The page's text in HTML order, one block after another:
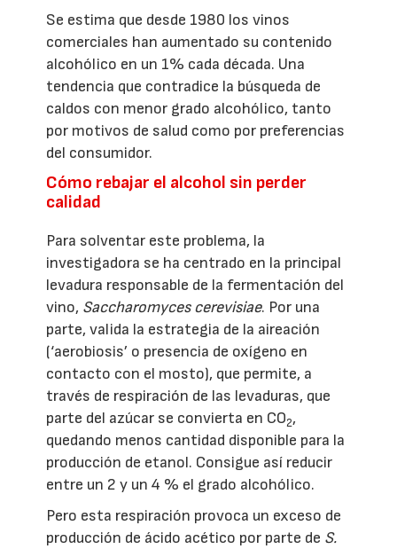
Se estima que desde 1980 los vinos
comerciales han aumentado su contenido
alcohólico en un 1% cada década. Una
tendencia que contradice la búsqueda de
caldos con menor grado alcohólico, tanto
por motivos de salud como por preferencias
del consumidor.
Cómo rebajar el alcohol sin perder
calidad
Para solventar este problema, la
investigadora se ha centrado en la principal
levadura responsable de la fermentación del
vino, Saccharomyces cerevisiae. Por una
parte, valida la estrategia de la aireación
(‘aerobiosis’ o presencia de oxígeno en
contacto con el mosto), que permite, a
través de respiración de las levaduras, que
parte del azúcar se convierta en CO2,
quedando menos cantidad disponible para la
producción de etanol. Consigue así reducir
entre un 2 y un 4 % el grado alcohólico.
Pero esta respiración provoca un exceso de
producción de ácido acético por parte de S.